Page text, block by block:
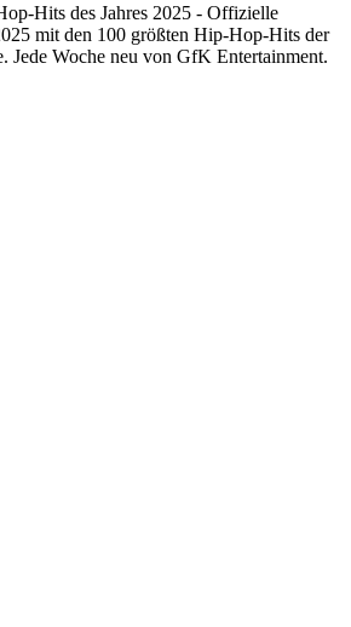
Hits des Jahres 2025 - Offizielle
mit den 100 größten Hip-Hop-Hits der
Jede Woche neu von GfK Entertainment.